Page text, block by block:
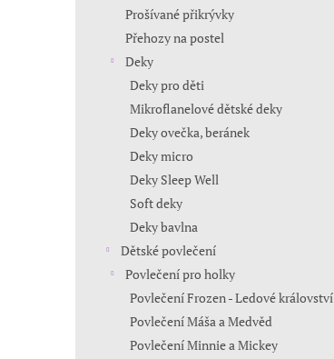
Prošívané přikrývky
Přehozy na postel
Deky
Deky pro děti
Mikroflanelové dětské deky
Deky ovečka, beránek
Deky micro
Deky Sleep Well
Soft deky
Deky bavlna
Dětské povlečení
Povlečení pro holky
Povlečení Frozen - Ledové království
Povlečení Máša a Medvěd
Povlečení Minnie a Mickey